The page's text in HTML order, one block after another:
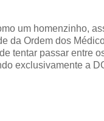
um homenzinho,
da Ordem dos
tentar passar entre
exclusivamente a